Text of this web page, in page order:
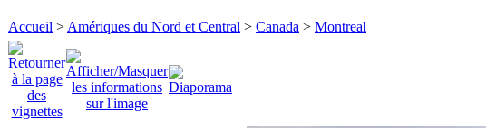
Accueil > Amériques du Nord et Central > Canada > Montreal